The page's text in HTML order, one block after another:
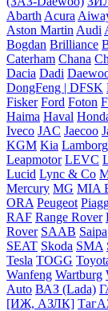
Abarth Acura
Aston Martin Audi
Bogdan Brilliance
Caterham Chana
Dacia Dadi
DongFeng | DFSK
Fisker Ford Foton
Haima Haval
Iveco JAC Jaecoo
KGM Kia
Leapmotor LEVC
Lucid Lync & Co
Mercury MG MIA
ORA Peugeot
RAF Range Rover
Rover SAAB Saipa
SEAT Skoda SMA
Tesla TOGG
Wanfeng Wartburg
Auto ВАЗ (Lada)
[ИЖ, АЗЛК]